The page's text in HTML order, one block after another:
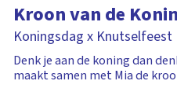
Kroon van de
Koningsdag x Knutselfeest
Denk je aan de koning dan
maakt samen met Mia de